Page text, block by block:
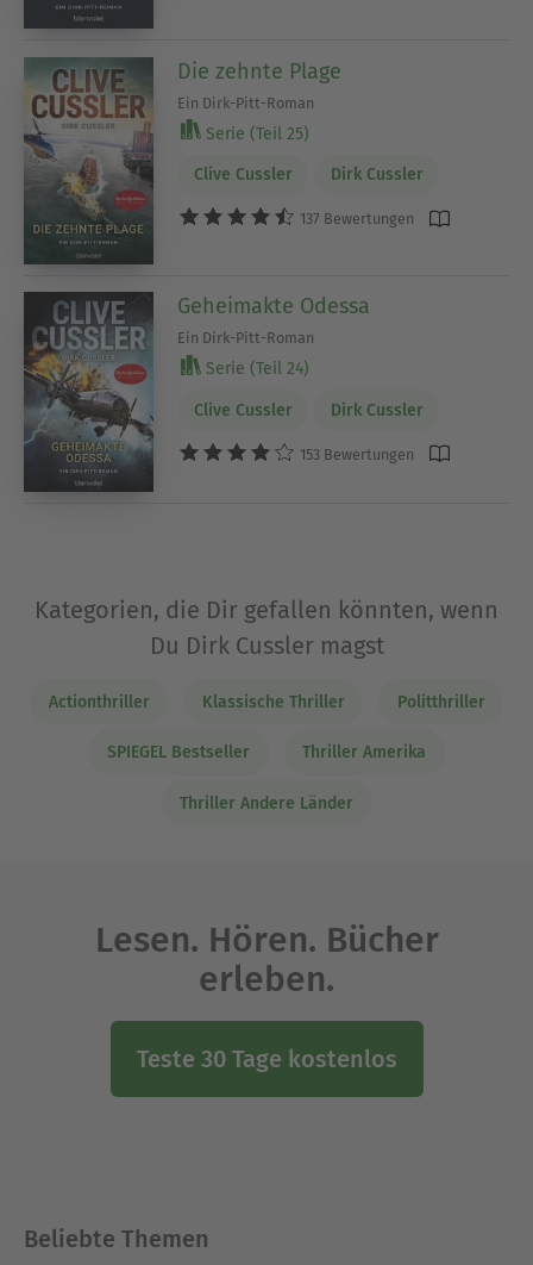
Die zehnte Plage
Ein Dirk-Pitt-Roman
Serie (Teil 25)
Clive Cussler Dirk Cussler
137 Bewertungen
Geheimakte Odessa
Ein Dirk-Pitt-Roman
Serie (Teil 24)
Clive Cussler Dirk Cussler
153 Bewertungen
Kategorien, die Dir gefallen könnten, wenn
Du Dirk Cussler magst
Actionthriller Klassische Thriller Politthriller
SPIEGEL Bestseller Thriller Amerika
Thriller Andere Länder
Lesen. Hören. Bücher
erleben.
Teste 30 Tage kostenlos
Beliebte Themen